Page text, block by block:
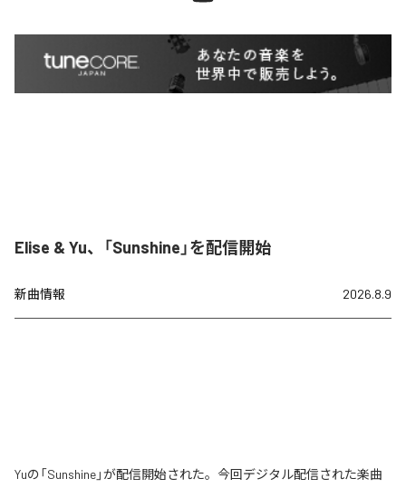
Elise & Yu、「Sunshine」を配信開始
新曲情報 2026.8.9
Yuの「Sunshine」が配信開始された。今回デジタル配信された楽曲